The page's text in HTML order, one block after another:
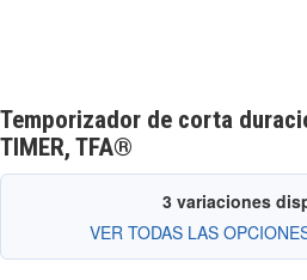
Temporizador de corta
TIMER, TFA®
3 variaciones
VER TODAS LAS